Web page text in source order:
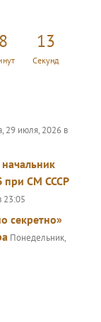
8 14
Секунд
29 июля, 2026 в
при СМ СССР
23:05
секретно»
Понедельник,